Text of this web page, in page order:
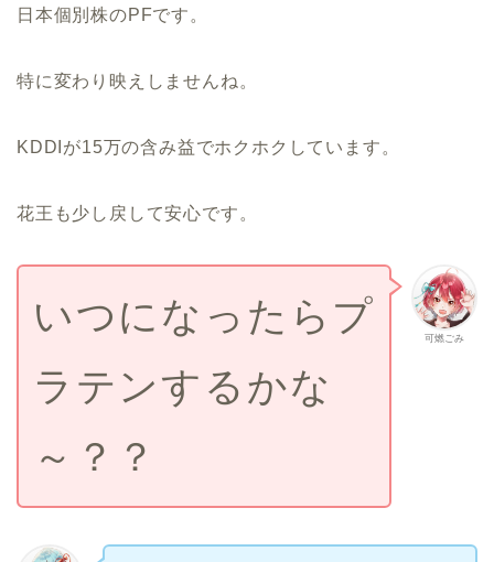
日本個別株のPFです。
特に変わり映えしませんね。
KDDIが15万の含み益でホクホクしています。
花王も少し戻して安心です。
可燃ごみ
いつになったらプ
ラテンするかな
～？？